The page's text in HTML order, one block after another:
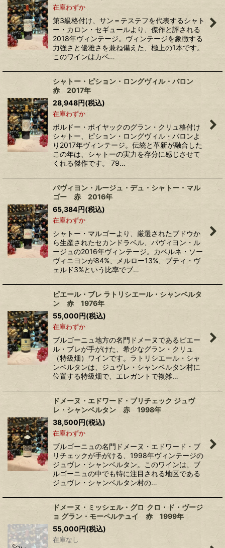
在庫わずか
第3級格付け、サン＝テステフを代表するシャト
ー・カロン・セギュールより、傑作と評される
2018年ヴィンテージ。ヴィンテージを象徴する
力強さと優雅さを兼ね備えた、極上の1本です。
このワインはカベ…
シャトー・ピション・ロングヴィル・バロン
赤 2017年
28,948円(税込)
在庫わずか
ボルドー・ポイヤックのグラン・クリュ格付け
シャトー、ピション・ロングヴィル・バロンよ
り2017年ヴィンテージ。伝統と革新が融合した
この年は、シャトーの実力を存分に感じさせて
くれる傑作です。 79…
パヴィヨン・ルージュ・デュ・シャトー・マル
ゴー 赤 2016年
65,384円(税込)
在庫わずか
シャトー・マルゴーより、厳選されたブドウか
ら生産されたセカンドラベル、パヴィヨン・ル
ージュの2016年ヴィンテージ。カベルネ・ソー
ヴィニヨンが84%、メルロー13%、プティ・ヴ
ェルド3%という比率でブ…
ピエール・ブレ ラトリシエール・シャンベルタ
ン 赤 1976年
55,000円(税込)
在庫わずか
ブルゴーニュ地方の名門ドメーヌであるピエー
ル・ブレが手がけた、希少なグラン・クリュ
（特級畑）ワインです。ラトリシエール・シャ
ンベルタンは、ジュヴレ・シャンベルタン村に
位置する特級畑で、エレガントで複雑…
ドメーヌ・エドワード・ブリチェック ジュヴ
レ・シャンベルタン 赤 1998年
38,500円(税込)
在庫わずか
ブルゴーニュの名門ドメーヌ・エドワード・ブ
リチェックが手がける、1998年ヴィンテージの
ジュヴレ・シャンベルタン。このワインは、ブ
ルゴーニュの中でも特に注目される地区である
ジュヴレ・シャンベルタン村の…
ドメーヌ・ミッシェル・グロ クロ・ド・ヴージ
ョ グラン・モーペルテュイ 赤 1999年
55,000円(税込)
在庫なし